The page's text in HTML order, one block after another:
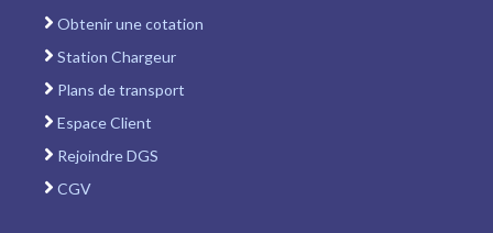
Obtenir une cotation
Station Chargeur
Plans de transport
Espace Client
Rejoindre DGS
CGV